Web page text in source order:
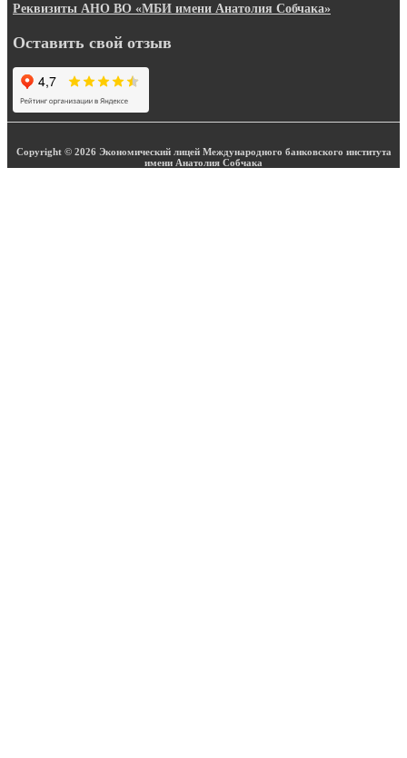
Реквизиты АНО ВО «МБИ имени Анатолия Собчака»
Оставить свой отзыв
Copyright © 2026 Экономический лицей Международного банковского института
имени Анатолия Собчака